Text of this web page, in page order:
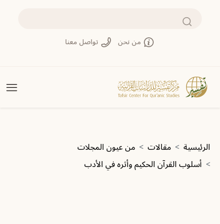
بحث
من نحن تواصل معنا
مسار التنقل
الرئيسية مقالات
من عيون المجلات
أسلوب القرآن الحكيم وأثره في الأدب